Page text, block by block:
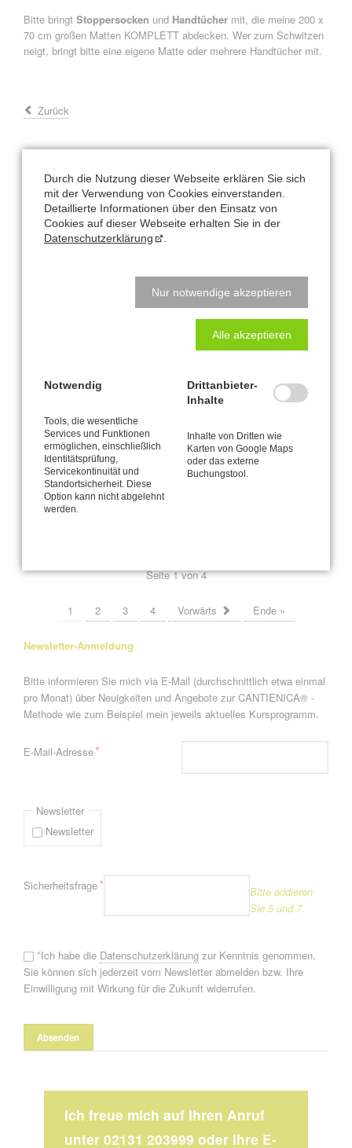
Bitte bringt Stoppersocken und Handtüchermit, die meine 200 x
70 cm großen Matten KOMPLETT abdecken. Wer zum Schwitzen
neigt, bringt bitte eine eigene Matte oder mehrere Handtücher mit.
Zurück
Büro und Postanschrift
CANTIENICA®-STUDIO Nataly Leufgen
Kaarst – Düsseldorf
Natalys Blog
Hauptsache bewegen? Hauptsache essen? Beides Quatsch!
Schreibtisch-Arbeit? Kann toll sein für den Körper!
Veränderung braucht Klarheit - lass uns sprechen!
Seite 1 von 4
1 2 3 4 Vorwärts Ende »
Newsletter-Anmeldung
Bitte informieren Sie mich via E-Mail (durchschnittlich etwa einmal
pro Monat) über Neuigkeiten und Angebote zur CANTIENICA® -
Methode wie zum Beispiel mein jeweils aktuelles Kursprogramm.
Pflichtfeld
E-Mail-Adresse*
Newsletter
Newsletter
Pflichtfeld
Sicherheitsfrage*
Bitte addieren
Sie 5 und 7.
*Ich habe die Datenschutzerklärungzur Kenntnis genommen.
Sie können sich jederzeit vom Newsletter abmelden bzw. Ihre
Einwilligung mit Wirkung für die Zukunft widerrufen.
Ich freue mich auf Ihren Anruf
unter 02131 203999 oder Ihre E-
Durch die Nutzung dieser Webseite erklären Sie sich
mit der Verwendung von Cookies einverstanden.
Detaillierte Informationen über den Einsatz von
Cookies auf dieser Webseite erhalten Sie in der
Datenschutzerklärung
Nur notwendige akzeptieren
Alle akzeptieren
Notwendig
Tools, die wesentliche
Services und Funktionen
ermöglichen, einschließlich
Identitätsprüfung,
Servicekontinuität und
Standortsicherheit. Diese
Option kann nicht abgelehnt
werden.
Drittanbieter-
Inhalte
Inhalte von Dritten wie
Karten von Google Maps
oder das externe
Buchungstool.